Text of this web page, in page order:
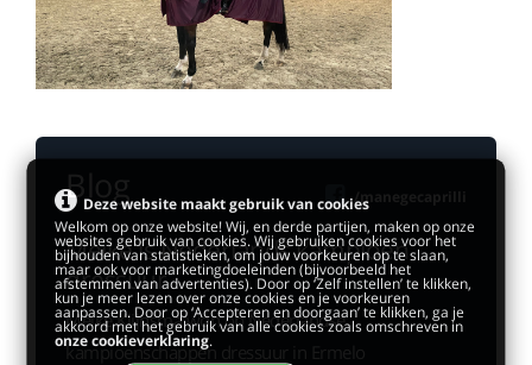
Blog /manegecaprilli
Meike is Nederlands kampioen
dressuur
Meike Klijnsma won op Nederlandse
kampioenschappen dressuur in Ermelo
Deze website maakt gebruik van cookies
Welkom op onze website! Wij, en derde partijen, maken op onze
websites gebruik van cookies. Wij gebruiken cookies voor het
bijhouden van statistieken, om jouw voorkeuren op te slaan,
maar ook voor marketingdoeleinden (bijvoorbeeld het
afstemmen van advertenties). Door op ‘Zelf instellen’ te klikken,
kun je meer lezen over onze cookies en je voorkeuren
aanpassen. Door op ‘Accepteren en doorgaan’ te klikken, ga je
akkoord met het gebruik van alle cookies zoals omschreven in
onze cookieverklaring.